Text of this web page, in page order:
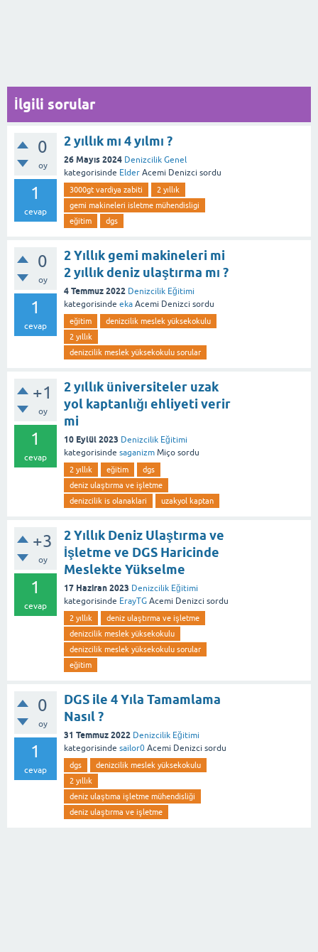
İlgili sorular
0
oy
1
cevap
2 yıllık mı 4 yılmı ?
26 Mayıs 2024 Denizcilik Genel
kategorisinde Elder Acemi Denizci sordu
3000gt vardiya zabiti
2 yıllık
gemi makineleri isletme mühendisligi
eğitim
dgs
0
oy
1
cevap
2 Yıllık gemi makineleri mi
2 yıllık deniz ulaştırma mı ?
4 Temmuz 2022 Denizcilik Eğitimi
kategorisinde eka Acemi Denizci sordu
eğitim
denizcilik meslek yüksekokulu
2 yıllık
denizcilik meslek yüksekokulu sorular
+1
oy
1
cevap
2 yıllık üniversiteler uzak
yol kaptanlığı ehliyeti verir
mi
10 Eylül 2023 Denizcilik Eğitimi
kategorisinde saganizm Miço sordu
2 yıllık eğitim
dgs
deniz ulaştırma ve işletme
denizcilik is olanaklari
uzakyol kaptan
+3
oy
1
cevap
2 Yıllık Deniz Ulaştırma ve
İşletme ve DGS Haricinde
Meslekte Yükselme
17 Haziran 2023 Denizcilik Eğitimi
kategorisinde ErayTG Acemi Denizci sordu
2 yıllık
deniz ulaştırma ve işletme
denizcilik meslek yüksekokulu
denizcilik meslek yüksekokulu sorular
eğitim
0
oy
1
cevap
DGS ile 4 Yıla Tamamlama
Nasıl ?
31 Temmuz 2022 Denizcilik Eğitimi
kategorisinde sailor0 Acemi Denizci sordu
dgs
denizcilik meslek yüksekokulu
2 yıllık
deniz ulaştıma işletme mühendisliği
deniz ulaştırma ve işletme